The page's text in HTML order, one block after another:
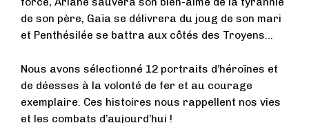
de son père, Gaïa se délivrera du joug de son mari
et Penthésilée se battra aux côtés des Troyens…
Nous avons sélectionné 12 portraits d’héroïnes et
de déesses à la volonté de fer et au courage
exemplaire. Ces histoires nous rappellent nos vies
et les combats d’aujourd’hui !